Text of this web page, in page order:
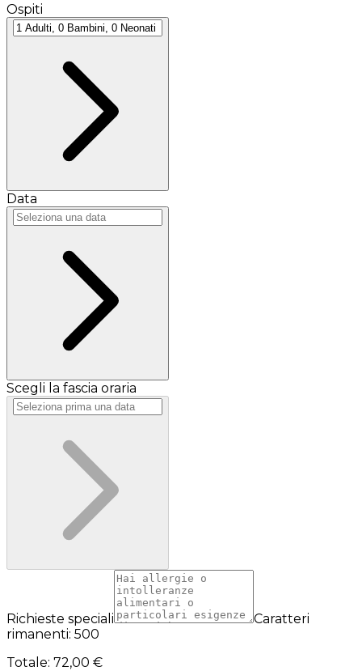
Ospiti
Data
Scegli la fascia oraria
Richieste speciali
Caratteri
rimanenti: 500
Totale: 72,00 €